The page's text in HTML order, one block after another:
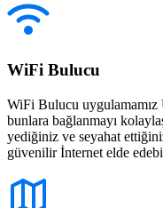
WiFi Bulucu
WiFi Bulucu uygulamamız
bunlara bağlanmayı
yediğiniz ve seyahat
güvenilir İnternet elde